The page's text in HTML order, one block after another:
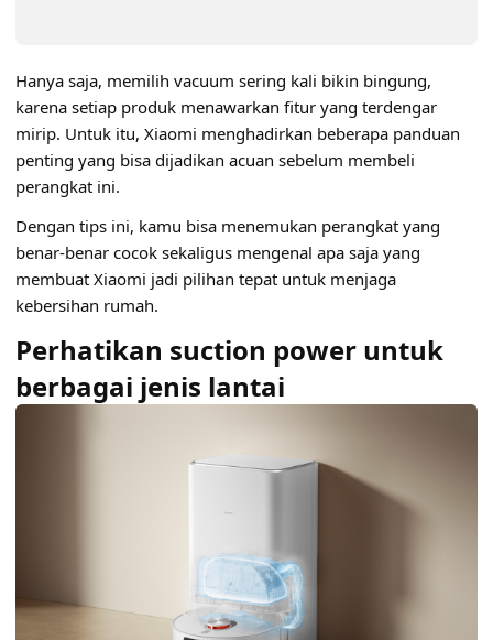
Hanya saja, memilih vacuum sering kali bikin bingung,
karena setiap produk menawarkan fitur yang terdengar
mirip. Untuk itu, Xiaomi menghadirkan beberapa panduan
penting yang bisa dijadikan acuan sebelum membeli
perangkat ini.
Dengan tips ini, kamu bisa menemukan perangkat yang
benar-benar cocok sekaligus mengenal apa saja yang
membuat Xiaomi jadi pilihan tepat untuk menjaga
kebersihan rumah.
Perhatikan suction power untuk
berbagai jenis lantai